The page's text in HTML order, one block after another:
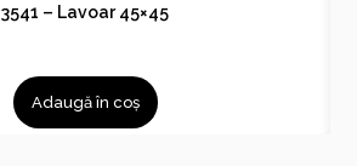
3541 – Lavoar 45×45
Adaugă în coș